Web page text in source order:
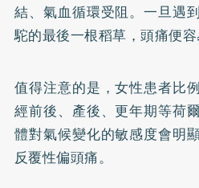
結、氣血循環受阻。一旦遇
駝的最後一根稻草，頭痛便容
值得注意的是，女性患者比
經前後、產後、更年期等荷
體對氣候變化的敏感度會明
反覆性偏頭痛。